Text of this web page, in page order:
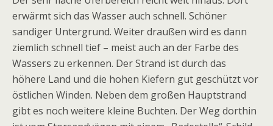
erwärmt sich das Wasser auch schnell. Schöner
sandiger Untergrund. Weiter draußen wird es dann
ziemlich schnell tief – meist auch an der Farbe des
Wassers zu erkennen. Der Strand ist durch das
höhere Land und die hohen Kiefern gut geschützt vor
östlichen Winden. Neben dem großen Hauptstrand
gibt es noch weitere kleine Buchten. Der Weg dorthin